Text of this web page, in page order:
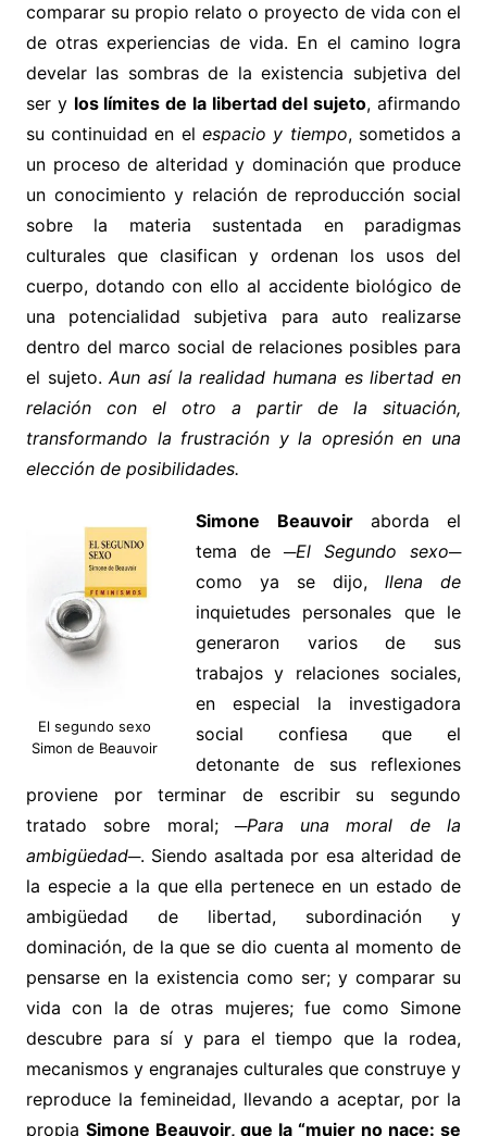
comparar su propio relato o proyecto de vida con el
de otras experiencias de vida. En el camino logra
develar las sombras de la existencia subjetiva del
ser y los límites de la libertad del sujeto, afirmando
su continuidad en el espacio y tiempo, sometidos a
un proceso de alteridad y dominación que produce
un conocimiento y relación de reproducción social
sobre la materia sustentada en paradigmas
culturales que clasifican y ordenan los usos del
cuerpo, dotando con ello al accidente biológico de
una potencialidad subjetiva para auto realizarse
dentro del marco social de relaciones posibles para
el sujeto.Aun así la realidad humana es libertad en
relación con el otro a partir de la situación,
transformando la frustración y la opresión en una
elección de posibilidades.
El segundo sexo
Simon de Beauvoir
Simone Beauvoir aborda el
tema de ─El Segundo sexo─
como ya se dijo, llena de
inquietudes personales que le
generaron varios de sus
trabajos y relaciones sociales,
en especial la investigadora
social confiesa que el
detonante de sus reflexiones
proviene por terminar de escribir su segundo
tratado sobre moral; ─Para una moral de la
ambigüedad─. Siendo asaltada por esa alteridad de
la especie a la que ella pertenece en un estado de
ambigüedad de libertad, subordinación y
dominación, de la que se dio cuenta al momento de
pensarse en la existencia como ser; y comparar su
vida con la de otras mujeres; fue como Simone
descubre para sí y para el tiempo que la rodea,
mecanismos y engranajes culturales que construye y
reproduce la femineidad, llevando a aceptar, por la
propia Simone Beauvoir, que la “mujer no nace: se